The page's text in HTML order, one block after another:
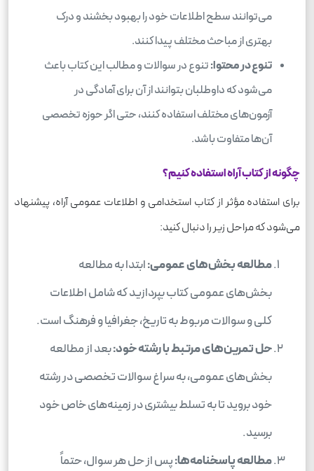
می‌توانند سطح اطلاعات خود را بهبود بخشند و درک
بهتری از مباحث مختلف پیدا کنند.
تنوع در محتوا:تنوع در سوالات و مطالب این کتاب باعث
می‌شود که داوطلبان بتوانند از آن برای آمادگی در
آزمون‌های مختلف استفاده کنند، حتی اگر حوزه تخصصی
آن‌ها متفاوت باشد.
چگونه از کتاب آراه استفاده کنیم؟
برای استفاده مؤثر از کتاب استخدامی و اطلاعات عمومی آراه، پیشنهاد
می‌شود که مراحل زیر را دنبال کنید:
مطالعه بخش‌های عمومی:ابتدا به مطالعه
بخش‌های عمومی کتاب بپردازید که شامل اطلاعات
کلی و سوالات مربوط به تاریخ، جغرافیا و فرهنگ است.
حل تمرین‌های مرتبط با رشته خود:بعد از مطالعه
بخش‌های عمومی، به سراغ سوالات تخصصی در رشته
خود بروید تا به تسلط بیشتری در زمینه‌های خاص خود
برسید.
مطالعه پاسخنامه‌ها:پس از حل هر سوال، حتماً